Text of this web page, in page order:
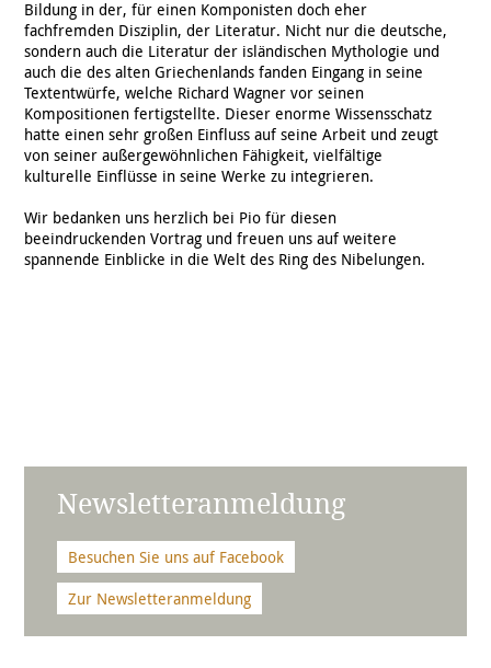
Bildung in der, für einen Komponisten doch eher
fachfremden Disziplin, der Literatur. Nicht nur die deutsche,
sondern auch die Literatur der isländischen Mythologie und
auch die des alten Griechenlands fanden Eingang in seine
Textentwürfe, welche Richard Wagner vor seinen
Kompositionen fertigstellte. Dieser enorme Wissensschatz
hatte einen sehr großen Einfluss auf seine Arbeit und zeugt
von seiner außergewöhnlichen Fähigkeit, vielfältige
kulturelle Einflüsse in seine Werke zu integrieren.
Wir bedanken uns herzlich bei Pio für diesen
beeindruckenden Vortrag und freuen uns auf weitere
spannende Einblicke in die Welt des Ring des Nibelungen.
Newsletteranmeldung
Besuchen Sie uns auf Facebook
Zur Newsletteranmeldung